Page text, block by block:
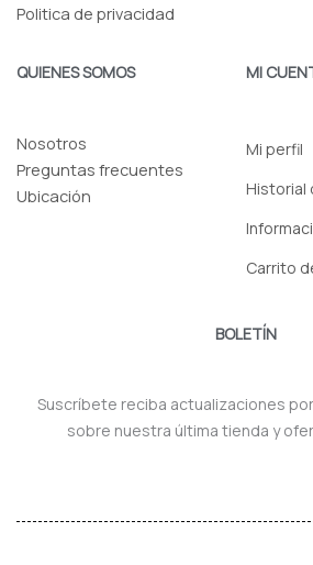
Politica de privacidad
QUIENES SOMOS
Nosotros
Preguntas frecuentes
Ubicación
MI
Mi perfil
Historial
Carrito
BOLETÍN
Suscríbete reciba actualizaciones
sobre nuestra última tienda y